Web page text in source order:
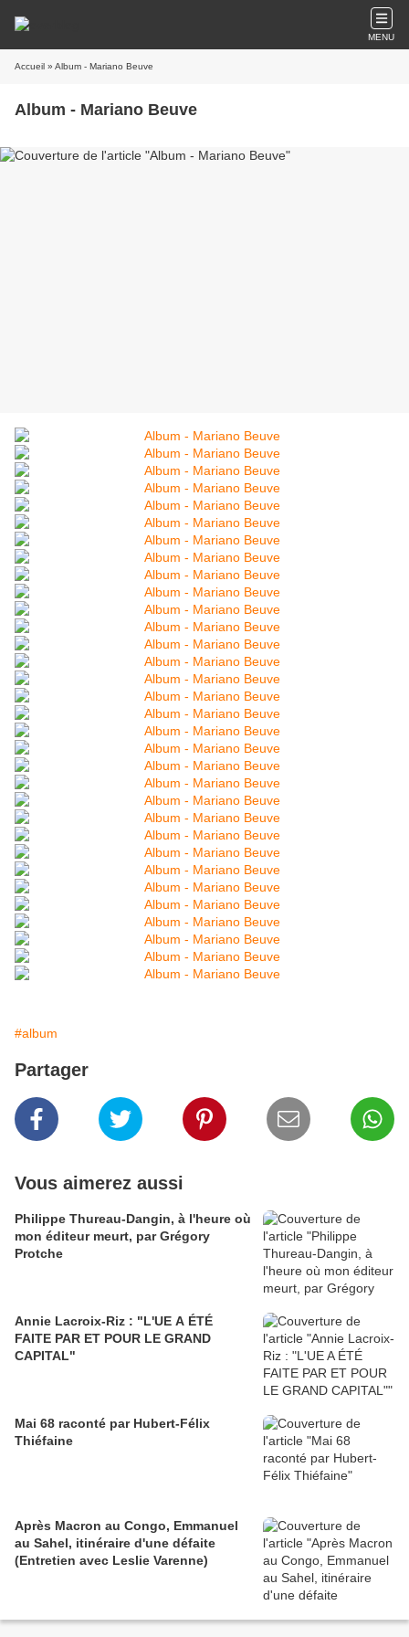
MENU
Accueil » Album - Mariano Beuve
Album - Mariano Beuve
#album
Partager
Vous aimerez aussi
Philippe Thureau-Dangin, à l'heure où
mon éditeur meurt, par Grégory
Protche
Annie Lacroix-Riz : "L'UE A ÉTÉ
FAITE PAR ET POUR LE GRAND
CAPITAL"
Mai 68 raconté par Hubert-Félix
Thiéfaine
Après Macron au Congo, Emmanuel
au Sahel, itinéraire d'une défaite
(Entretien avec Leslie Varenne)